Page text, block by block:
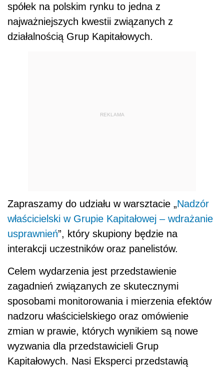
spółek na polskim rynku to jedna z
najważniejszych kwestii związanych z
działalnością Grup Kapitałowych.
REKLAMA
Zapraszamy do udziału w warsztacie „Nadzór
właścicielski w Grupie Kapitałowej – wdrażanie
usprawnień”, który skupiony będzie na
interakcji uczestników oraz panelistów.
Celem wydarzenia jest przedstawienie
zagadnień związanych ze skutecznymi
sposobami monitorowania i mierzenia efektów
nadzoru właścicielskiego oraz omówienie
zmian w prawie, których wynikiem są nowe
wyzwania dla przedstawicieli Grup
Kapitałowych. Nasi Eksperci przedstawią